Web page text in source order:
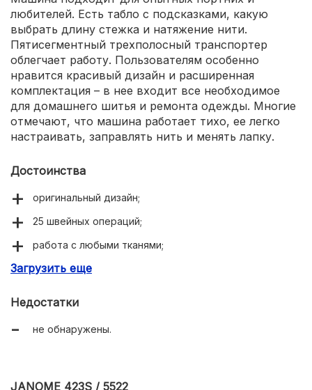
любителей. Есть табло с подсказками, какую
выбрать длину стежка и натяжение нити.
Пятисегментный трехполосный транспортер
облегчает работу. Пользователям особенно
нравится красивый дизайн и расширенная
комплектация – в нее входит все необходимое
для домашнего шитья и ремонта одежды. Многие
отмечают, что машина работает тихо, ее легко
настраивать, заправлять нить и менять лапку.
Достоинства
оригинальный дизайн;
25 швейных операций;
работа с любыми тканями;
автоматическая петля;
Загрузить еще
Недостатки
не обнаружены.
JANOME 423S / 5522